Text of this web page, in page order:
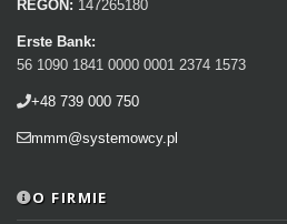
REGON: 147265180
Erste Bank:
56 1090 1841 0000 0001 2374 1573
+48 739 000 750
mmm@systemowcy.pl
O FIRMIE